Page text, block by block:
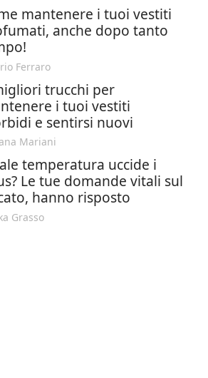
mantenere i tuoi vestiti
anche dopo tanto
Ferraro
trucchi per
i tuoi vestiti
e sentirsi nuovi
Mariani
temperatura uccide i
Le tue domande vitali sul
hanno risposto
Grasso